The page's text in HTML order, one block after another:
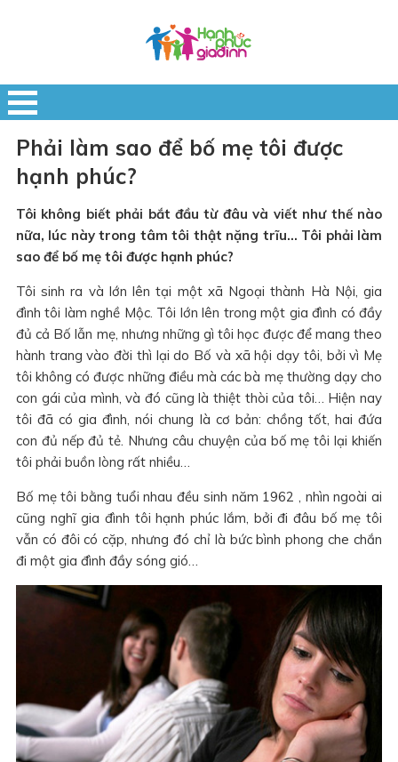
Phải làm sao để bố mẹ tôi được
hạnh phúc?
Tôi không biết phải bắt đầu từ đâu và viết như thế nào
nữa, lúc này trong tâm tôi thật nặng trĩu… Tôi phải làm
sao để bố mẹ tôi được hạnh phúc?
Tôi sinh ra và lớn lên tại một xã Ngoại thành Hà Nội, gia
đình tôi làm nghề Mộc. Tôi lớn lên trong một gia đình có đầy
đủ cả Bố lẫn mẹ, nhưng những gì tôi học được để mang theo
hành trang vào đời thì lại do Bố và xã hội dạy tôi, bởi vì Mẹ
tôi không có được những điều mà các bà mẹ thường dạy cho
con gái của mình, và đó cũng là thiệt thòi của tôi… Hiện nay
tôi đã có gia đình, nói chung là cơ bản: chồng tốt, hai đứa
con đủ nếp đủ tẻ. Nhưng câu chuyện của bố mẹ tôi lại khiến
tôi phải buồn lòng rất nhiều…
Bố mẹ tôi bằng tuổi nhau đều sinh năm 1962 , nhìn ngoài ai
cũng nghĩ gia đình tôi hạnh phúc lắm, bởi đi đâu bố mẹ tôi
vẫn có đôi có cặp, nhưng đó chỉ là bức bình phong che chắn
đi một gia đình đầy sóng gió…